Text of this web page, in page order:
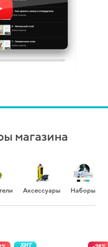
магазина
Аксессуары Наборы
ХИТ